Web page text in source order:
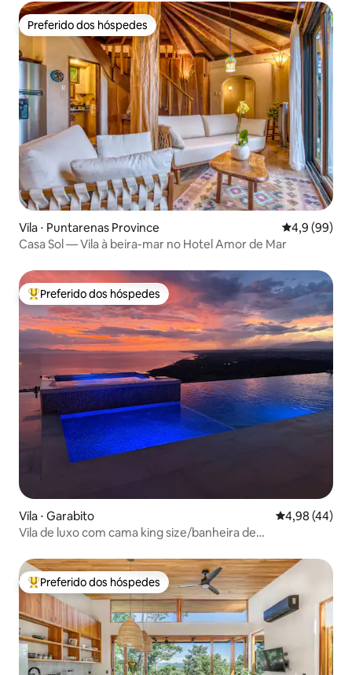
Preferido dos hóspedes
Preferido dos hóspedes
Vila ⋅ Puntarenas Province 4,9 de uma
4,9 (99)
Casa Sol — Vila à beira-mar no Hotel Amor de Mar
Entre os melhores preferidos dos hóspedes
Preferido dos hóspedes
Vila ⋅ Garabito 4,98 de uma
4,98 (44)
Vila de luxo com cama king size/banheira de
Entre os melhores preferidos dos hóspedes
Preferido dos hóspedes